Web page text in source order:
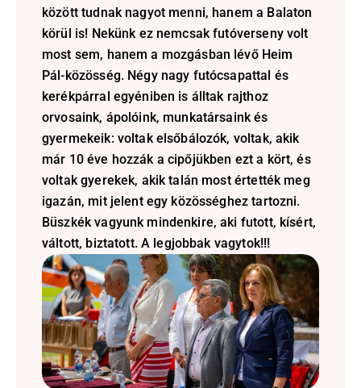
között tudnak nagyot menni, hanem a Balaton
körül is! Nekünk ez nemcsak futóverseny volt
most sem, hanem a mozgásban lévő Heim
Pál-közösség. Négy nagy futócsapattal és
kerékpárral egyéniben is álltak rajthoz
orvosaink, ápolóink, munkatársaink és
gyermekeik: voltak elsőbálozók, voltak, akik
már 10 éve hozzák a cipőjükben ezt a kört, és
voltak gyerekek, akik talán most értették meg
igazán, mit jelent egy közösséghez tartozni.
Büszkék vagyunk mindenkire, aki futott, kísért,
váltott, biztatott. A legjobbak vagytok!!!